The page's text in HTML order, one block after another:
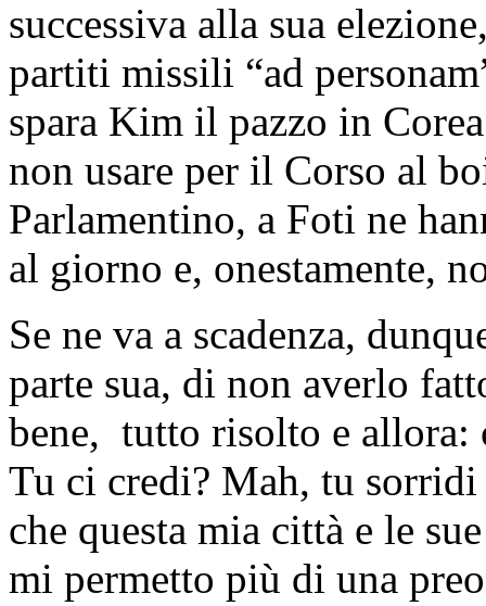
successiva alla sua
partiti missili “ad
spara Kim il pazzo in
non usare per il Corso al
Parlamentino, a Foti ne
al giorno e, onestamente,
Se ne va a scadenza,
parte sua, di non averlo
bene, tutto risolto e allora:
Tu ci credi? Mah, tu
che questa mia città e le
mi permetto più di una